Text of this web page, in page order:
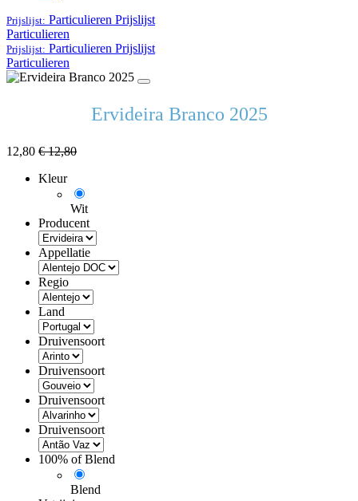
Prijslijst: Particulieren Prijslijst
Particulieren
Prijslijst: Particulieren Prijslijst
Particulieren
Ervideira Branco 2025
12,80 €12,80
Kleur
Wit
Producent
Appellatie
Regio
Land
Druivensoort
Druivensoort
Druivensoort
Druivensoort
100% of Blend
Blend